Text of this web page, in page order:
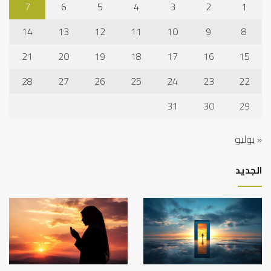
1
2
3
4
5
6
7
8
9
10
11
12
13
14
15
16
17
18
19
20
21
22
23
24
25
26
27
28
29
30
31
« يوليو
الجديد